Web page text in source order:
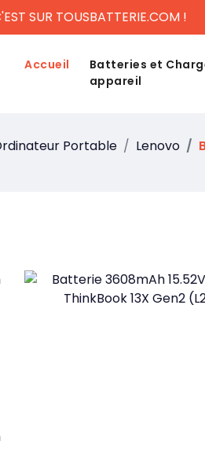
SUR TOUSBATTERIE.COM !
Accueil
Batteries et
appareil
Portable Lenovo